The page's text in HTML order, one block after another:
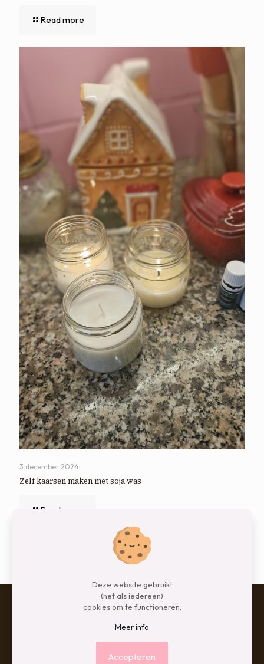
Read more
3 december 2024
Zelf kaarsen maken met soja was
Read more
Muffin group
Powered byWordPress
Deze website gebruikt
(net als iedereen)
cookies om te functioneren.
Meer info
Accepteren